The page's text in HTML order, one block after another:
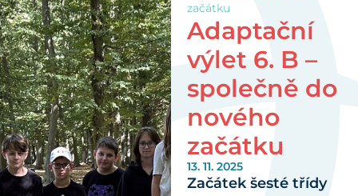
začátku
Adaptační
výlet 6. B –
společně do
nového
začátku
13. 11. 2025
Začátek šesté třídy